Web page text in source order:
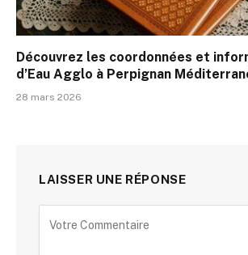
Découvrez les coordonnées et
d’Eau Agglo à Perpignan
28 mars 2026
LAISSER UNE RÉPONSE